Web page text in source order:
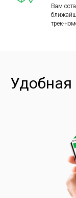
Вам
трек-
Удобная